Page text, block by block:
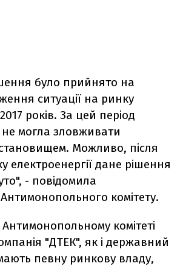
було прийнято на
ситуації на ринку
років. За цей період
могла зловживати
Можливо, після
електроенергії дане рішення
- повідомила
комітету.
комітеті
"ДТЕК", як і державний
певну ринкову владу,